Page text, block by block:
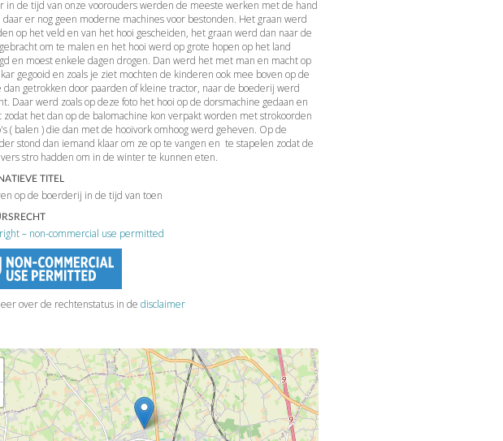
in de tijd van onze voorouders werden de meeste werken met de hand
daar er nog geen moderne machines voor bestonden. Het graan werd
op het veld en van het hooi gescheiden, het graan werd dan naar de
om te malen en het hooi werd op grote hopen op het land
en moest enkele dagen drogen. Dan werd het met man en macht op
gegooid en zoals je ziet mochten de kinderen ook mee boven op de
dan getrokken door paarden of kleine tractor, naar de boederij werd
Daar werd zoals op deze foto het hooi op de dorsmachine gedaan en
zodat het dan op de balomachine kon verpakt worden met strokoorden
( balen ) die dan met de hooivork omhoog werd geheven. Op de
stond dan iemand klaar om ze op te vangen en te stapelen zodat de
stro hadden om in de winter te kunnen eten.
TITEL
op de boerderij in de tijd van toen
– non-commercial use permitted
over de rechtenstatus in de disclaimer